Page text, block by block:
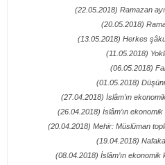
(22.05.2018) Ramazan
(20.05.2018)
(13.05.2018) Herkes
(11.05.2018)
(06.05.2018)
(01.05.2018)
(27.04.2018) İslâm’ın
(26.04.2018) İslâm’ın
(20.04.2018) Mehir: Müslüman
(19.04.2018)
(08.04.2018) İslâm’ın